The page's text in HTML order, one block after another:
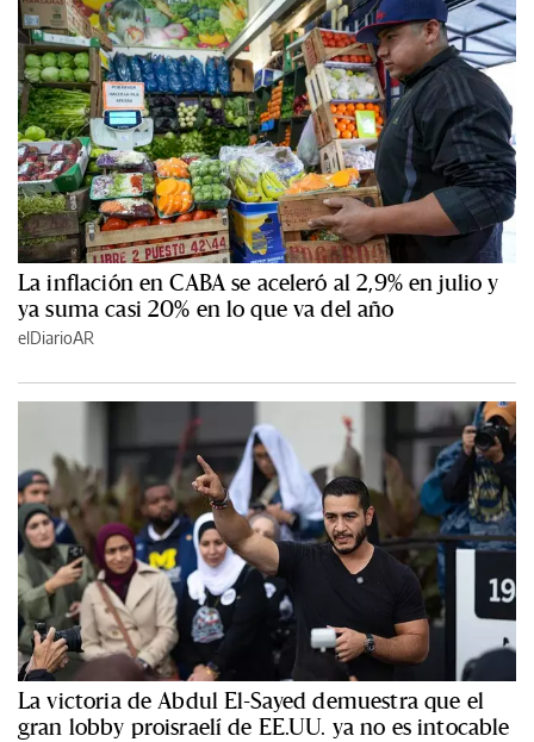
La inflación en CABA se aceleró al 2,9% en julio y
ya suma casi 20% en lo que va del año
elDiarioAR
La victoria de Abdul El-Sayed demuestra que el
gran lobby proisraelí de EE.UU. ya no es intocable